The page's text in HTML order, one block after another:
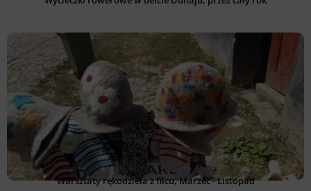
Warsztaty rękodzieła z filcu, Marzec - Listopad